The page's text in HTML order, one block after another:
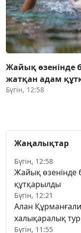
Жайық өзенінде
жатқан адам
Бүгін, 12:58
Жаңалықтар
Бүгін, 12:58
Жайық өзенінде
құтқарылды
Бүгін, 12:21
Алан
халықаралық
Бүгін, 11:55